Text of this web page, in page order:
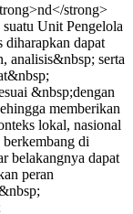
strong>
Unit Pengelola
dapat
analisis&nbsp; serta
&nbsp;dengan
memberikan
lokal, nasional
di
belakangnya dapat
peran